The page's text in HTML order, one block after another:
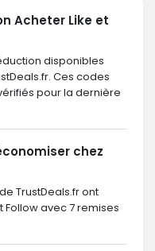
Acheter Like et
disponibles
Ces codes
pour la dernière
chez
TrustDeals.fr ont
Follow avec 7 remises